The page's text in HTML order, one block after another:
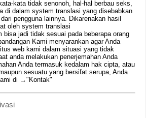
kata tidak senonoh, hal-hal berbau seks,
di dalam system translasi yang disebabkan
pengguna lainnya. Dikarenakan hasil
oleh system translasi
bisa jadi tidak sesuai pada beberapa orang
Kami menyarankan agar Anda
web kami dalam situasi yang tidak
anda melakukan penerjemahan Anda
Anda termasuk kedalam hak cipta, atau
sesuatu yang bersifat serupa, Anda
di →"Kontak"